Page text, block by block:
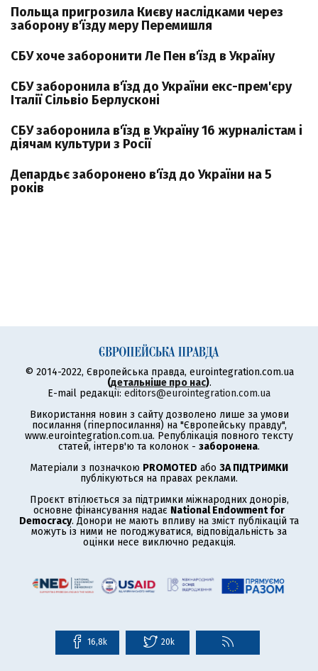
Польща пригрозила Києву наслідками через
заборону в'їзду меру Перемишля
СБУ хоче заборонити Ле Пен в'їзд в Україну
СБУ заборонила в'їзд до України екс-прем'єру
Італії Сільвіо Берлусконі
СБУ заборонила в'їзд в Україну 16 журналістам і
діячам культури з Росії
Депардьє заборонено в'їзд до України на 5
років
© 2014-2022, Європейська правда, eurointegration.com.ua
(детальніше про нас).
E-mail редакції: editors@eurointegration.com.ua
Використання новин з сайту дозволено лише за умови
посилання (гіперпосилання) на "Європейську правду",
www.eurointegration.com.ua. Републікація повного тексту
статей, інтерв'ю та колонок - заборонена.
Матеріали з позначкою PROMOTED або ЗА ПІДТРИМКИ
публікуються на правах реклами.
Проєкт втілюється за підтримки міжнародних донорів,
основне фінансування надає National Endowment for
Democracy. Донори не мають впливу на зміст публікацій та
можуть із ними не погоджуватися, відповідальність за
оцінки несе виключно редакція.
16,8k 20k